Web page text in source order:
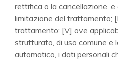
rettifica o la cancellazione, e
limitazione del trattamento;
trattamento; [V] ove
strutturato, di uso comune e
automatico, i dati personali